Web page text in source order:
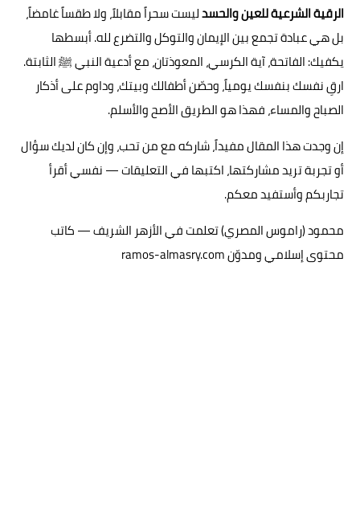
الرقية الشرعية للعين والحسدليست سحراً مقابلاً، ولا طقساً غامضاً،
بل هي عبادة تجمع بين الإيمان والتوكل والتضرع لله. أبسطها
يكفيك: الفاتحة، آية الكرسي، المعوذتان، مع أدعية النبي ﷺ الثابتة.
ارقِ نفسك بنفسك يومياً، وحصّن أطفالك وبيتك، وداوم على أذكار
الصباح والمساء، فهذا هو الطريق الأصح والأسلم.
إن وجدت هذا المقال مفيداً، شاركه مع من تحب، وإن كان لديك سؤال
أو تجربة تريد مشاركتها، اكتبها في التعليقات — نفسي أقرأ
تجاربكم وأستفيد معكم.
محمود (راموس المصري) تعلمت في الأزهر الشريف — كاتب
محتوى إسلامي ومدوّن ramos-almasry.com